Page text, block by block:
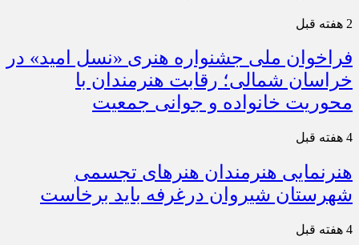
2 هفته قبل
فراخوان ملی جشنواره هنری «نسل امید» در
خراسان شمالی؛ رقابت هنرمندان با
محوریت خانواده و جوانی جمعیت
4 هفته قبل
هنرنمایی هنرمندان هنرهای تجسمی
شهرستان شیروان درغرفه باید برخاست
4 هفته قبل